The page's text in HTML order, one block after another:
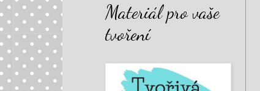
Materiál pro vaše
tvoření